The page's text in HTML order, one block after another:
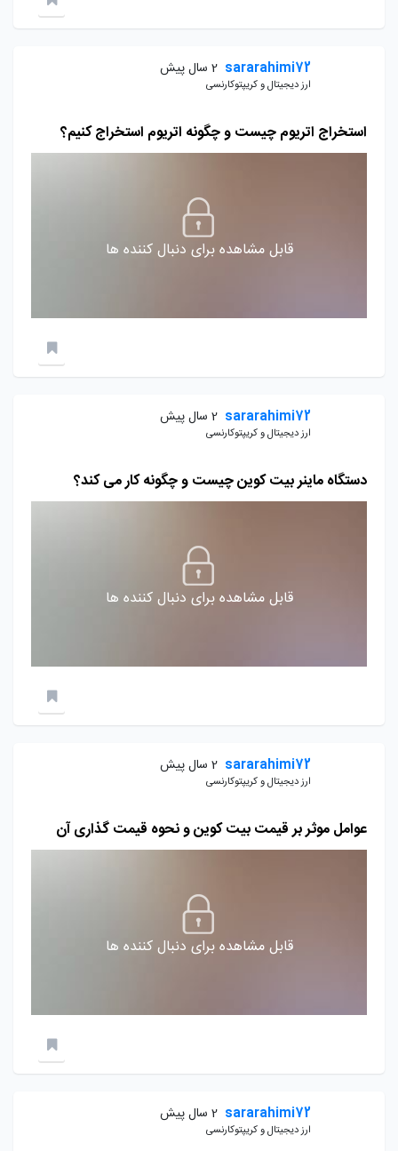
sararahimi72 2 سال پیش
ارز دیجیتال و کریپتوکارنسی
استخراج اتریوم چیست و چگونه اتریوم استخراج کنیم؟
قابل مشاهده برای دنبال کننده ها
sararahimi72 2 سال پیش
ارز دیجیتال و کریپتوکارنسی
دستگاه ماینر بیت کوین چیست و چگونه کار می کند؟
قابل مشاهده برای دنبال کننده ها
sararahimi72 2 سال پیش
ارز دیجیتال و کریپتوکارنسی
عوامل موثر بر قیمت بیت کوین و نحوه قیمت گذاری آن
قابل مشاهده برای دنبال کننده ها
sararahimi72 2 سال پیش
ارز دیجیتال و کریپتوکارنسی